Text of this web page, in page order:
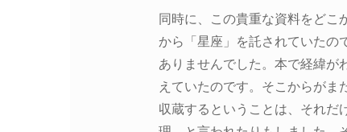
同時に、この貴重な資料をどこ
から「星座」を託されていたの
ありませんでした。本で経緯が
えていたのです。そこからがま
収蔵するということは、それだ